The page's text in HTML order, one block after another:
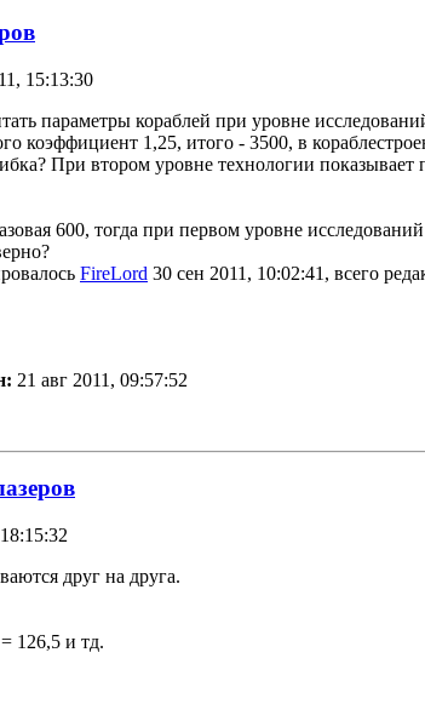
15:13:30
параметры кораблей при уровне
коэффициент 1,25, итого - 3500, в
При втором уровне технологии
600, тогда при первом уровне
FireLord 30 сен 2011, 10:02:41, всего
21 авг 2011, 09:57:52
друг на друга.
126,5 и тд.